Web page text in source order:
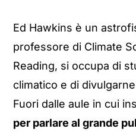
Ed Hawkins è un
professore di Climate
Reading, si occupa di
climatico e di
Fuori dalle aule in cui
per parlare al grande